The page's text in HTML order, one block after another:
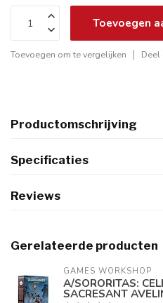
Toevoegen
Toevoegen om te vergelijken
Productomschrijving
Specificaties
Reviews
Gerelateerde producten
GAMES WORKSHOP
A/SORORITAS:
SACRESANT